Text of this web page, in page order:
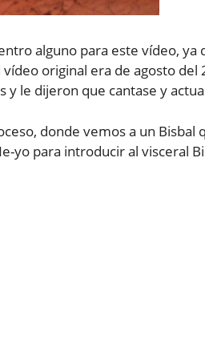
alguno para este vídeo, ya
original era de agosto del
y le dijeron que cantase y
donde vemos a un Bisbal
yo para introducir al visceral